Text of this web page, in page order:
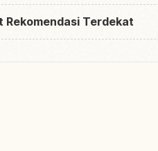
Rekomendasi Terdekat